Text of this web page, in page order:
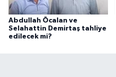
Abdullah Öcalan ve
Selahattin Demirtaş tahliye
edilecek mi?